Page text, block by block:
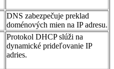
DNS zabezpečuje preklad
doménových mien na IP adresu.
Protokol DHCP slúži na
dynamické prideľovanie IP
adries.